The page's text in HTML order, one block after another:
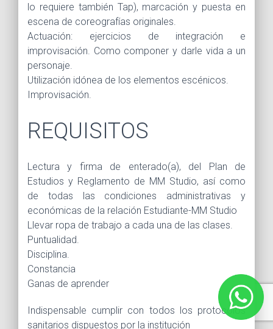
lo requiere también Tap), marcación y puesta en
escena de coreografías originales.
Actuación: ejercicios de integración e
improvisación. Como componer y darle vida a un
personaje.
Utilización idónea de los elementos escénicos.
Improvisación.
REQUISITOS
Lectura y firma de enterado(a), del Plan de
Estudios y Reglamento de MM Studio, así como
de todas las condiciones administrativas y
económicas de la relación Estudiante-MM Studio
Llevar ropa de trabajo a cada una de las clases.
Puntualidad.
Disciplina.
Constancia
Ganas de aprender
Indispensable cumplir con todos los protocolos
sanitarios dispuestos por la institución